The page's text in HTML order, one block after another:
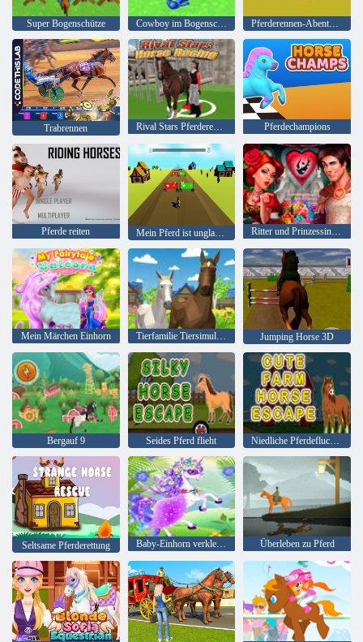
Super Bogenschütze Cowboy im Bogenschießen Pferderennen-Abenteuer
Trabrennen Rival Stars Pferderennen Pferdechampions
Pferde reiten Mein Pferd ist unglaublich Ritter und Prinzessinnen
Mein Märchen Einhorn Tierfamilie Tiersimulator 3D Jumping Horse 3D
Bergauf 9 Seides Pferd flieht Niedliche Pferdeflucht auf dem Bauernhof
Seltsame Pferderettung Baby-Einhorn verkleiden Überleben zu Pferd